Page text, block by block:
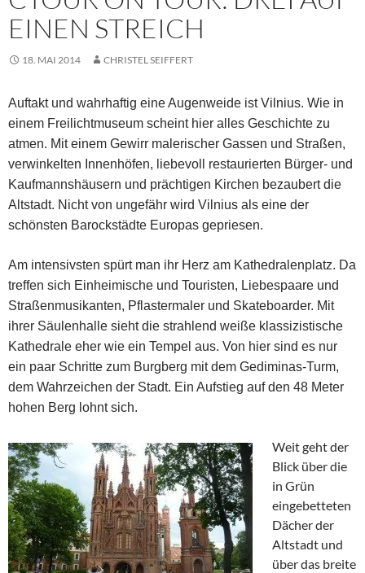
EINEN STREICH
18. MAI 2014 CHRISTEL SEIFFERT
Auftakt und wahrhaftig eine Augenweide ist Vilnius. Wie in
einem Freilichtmuseum scheint hier alles Geschichte zu
atmen. Mit einem Gewirr malerischer Gassen und Straßen,
verwinkelten Innenhöfen, liebevoll restaurierten Bürger- und
Kaufmannshäusern und prächtigen Kirchen bezaubert die
Altstadt. Nicht von ungefähr wird Vilnius als eine der
schönsten Barockstädte Europas gepriesen.
Am intensivsten spürt man ihr Herz am Kathedralenplatz. Da
treffen sich Einheimische und Touristen, Liebespaare und
Straßenmusikanten, Pflastermaler und Skateboarder. Mit
ihrer Säulenhalle sieht die strahlend weiße klassizistische
Kathedrale eher wie ein Tempel aus. Von hier sind es nur
ein paar Schritte zum Burgberg mit dem Gediminas-Turm,
dem Wahrzeichen der Stadt. Ein Aufstieg auf den 48 Meter
hohen Berg lohnt sich.
Weit geht der
Blick über die
in Grün
eingebetteten
Dächer der
Altstadt und
über das breite